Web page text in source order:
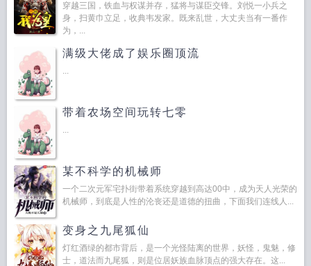
穿越三国，铁血与权谋并存，猛将与谋臣交锋。刘悦一小兵之
身，扫黄巾立足，收典韦发家。既来乱世，大丈夫当有一番作
为，...
满级大佬成了娱乐圈顶流
...
带着农场空间玩转七零
...
某不科学的机械师
一个二次元军宅扑街带着系统穿越到高达00中，成为天人光荣的
机械师，到底是人性的沦丧还是道德的扭曲，下面我们连线人...
变身之九尾狐仙
灯红酒绿的都市背后，是一个光怪陆离的世界，妖怪，鬼魅，修
士，道法而九尾狐，则是位居妖族血脉顶点的强大存在。这...